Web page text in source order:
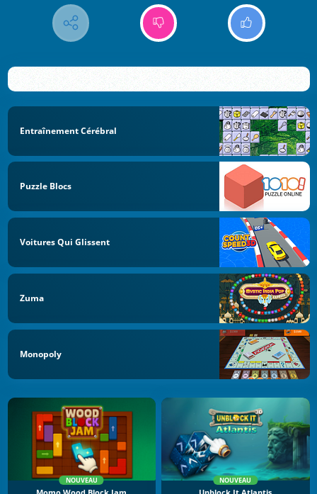
Entraînement Cérébral
Puzzle Blocs
Voitures Qui Glissent
Zuma
Monopoly
NOUVEAU NOUVEAU